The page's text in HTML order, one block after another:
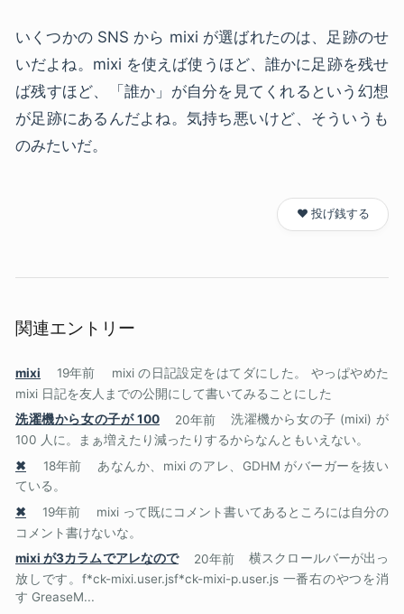
いくつかの SNS から mixi が選ばれたのは、足跡のせ
いだよね。mixi を使えば使うほど、誰かに足跡を残せ
ば残すほど、「誰か」が自分を見てくれるという幻想
が足跡にあるんだよね。気持ち悪いけど、そういうも
のみたいだ。
❤️ 投げ銭する
関連エントリー
mixi 19年前
mixi の日記設定をはてダにした。 やっぱやめた
mixi 日記を友人までの公開にして書いてみることにした
洗濯機から女の子が 100
20年前
洗濯機から女の子 (mixi) が
100 人に。まぁ増えたり減ったりするからなんともいえない。
✖
18年前
あなんか、mixi のアレ、GDHM がバーガーを抜い
ている。
✖
19年前
mixi って既にコメント書いてあるところには自分の
コメント書けないな。
mixi が3カラムでアレなので
20年前
横スクロールバーが出っ
放しです。f*ck-mixi.user.jsf*ck-mixi-p.user.js 一番右のやつを消
す GreaseM...